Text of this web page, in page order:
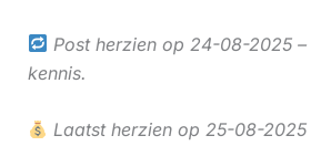
Post herzien op 24-08-2025
kennis.
Laatst herzien op 25-08-2025